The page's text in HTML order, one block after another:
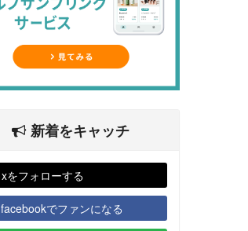
新着をキャッチ
xをフォローする
facebookでファンになる